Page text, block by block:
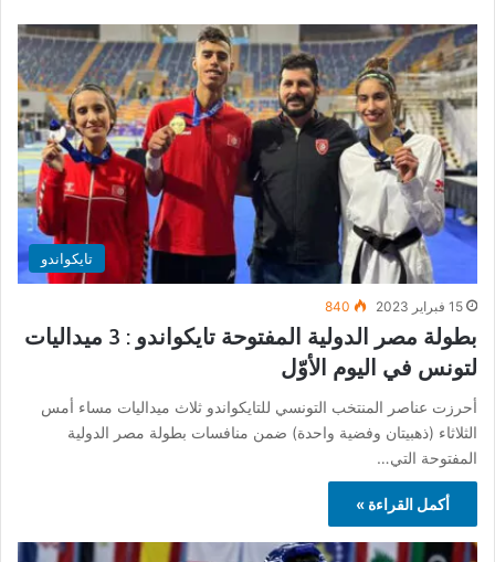
تايكواندو
15 فبراير 2023 840
بطولة مصر الدولية المفتوحة تايكواندو : 3 ميداليات
لتونس في اليوم الأوّل
أحرزت عناصر المنتخب التونسي للتايكواندو ثلاث ميداليات مساء أمس
الثلاثاء (ذهبيتان وفضية واحدة) ضمن منافسات بطولة مصر الدولية
المفتوحة التي…
أكمل القراءة »